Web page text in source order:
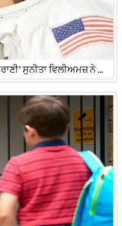
ਸੁਨੀਤਾ ਵਿਲੀਅਮਜ਼ ਨੇ ...